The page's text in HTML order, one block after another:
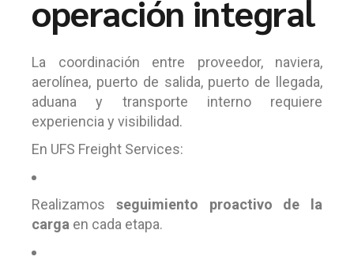
operación integral
La coordinación entre proveedor, naviera,
aerolínea, puerto de salida, puerto de llegada,
aduana y transporte interno requiere
experiencia y visibilidad.
En UFS Freight Services:
Realizamos seguimiento proactivo de la
carga en cada etapa.